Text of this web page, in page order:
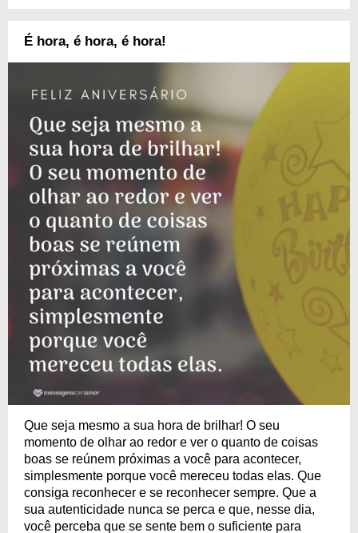
É hora, é hora, é hora!
Que seja mesmo a sua hora de brilhar! O seu
momento de olhar ao redor e ver o quanto de coisas
boas se reúnem próximas a você para acontecer,
simplesmente porque você mereceu todas elas. Que
consiga reconhecer e se reconhecer sempre. Que a
sua autenticidade nunca se perca e que, nesse dia,
você perceba que se sente bem o suficiente para